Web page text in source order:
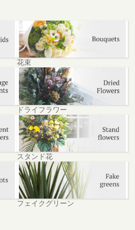
花束
ドライフラワー
スタンド花
フェイクグリーン